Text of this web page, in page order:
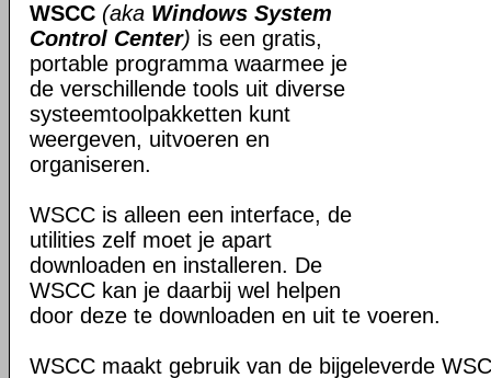
WSCC (aka Windows System
Control Center) is een gratis,
portable programma waarmee je
de verschillende tools uit diverse
systeemtoolpakketten kunt
weergeven, uitvoeren en
organiseren.
WSCC is alleen een interface, de
utilities zelf moet je apart
downloaden en installeren. De
WSCC kan je daarbij wel helpen
door deze te downloaden en uit te voeren.
WSCC maakt gebruik van de bijgeleverde